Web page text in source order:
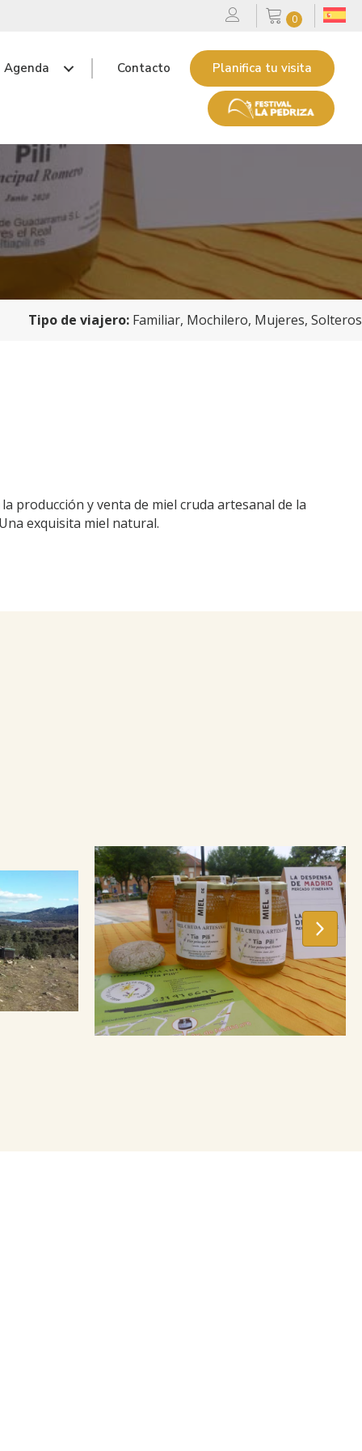
0
Agenda Contacto Planifica tu visita
Tipo de viajero: Familiar, Mochilero, Mujeres, Solteros
producción y venta de miel cruda artesanal de la
exquisita miel natural.